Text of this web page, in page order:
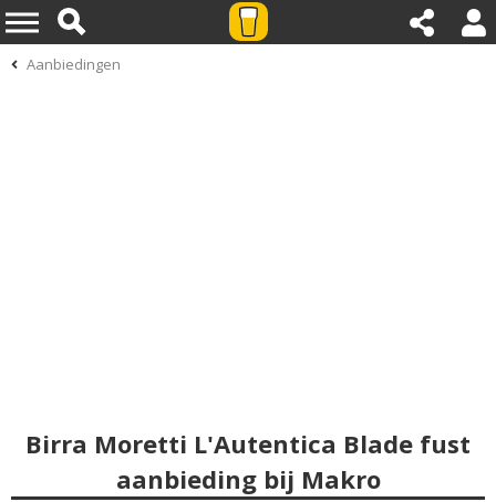
Aanbiedingen
Birra Moretti L'Autentica Blade fust
aanbieding bij Makro